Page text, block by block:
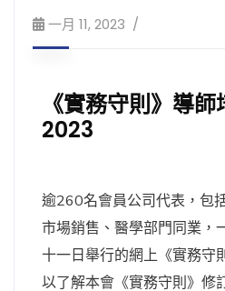
一月 11, 2023
《實務守則》導
2023
逾260名會員公司代表，包
市場銷售、醫學部門同業，
十一日舉行的網上《實務守
以了解本會《實務守則》修